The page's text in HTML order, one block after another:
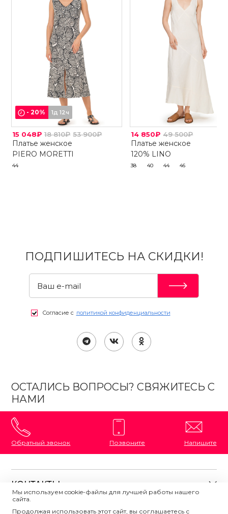
-20% 1д 12ч
15 048₽ 18 810₽ 53 900₽
Платье женское
PIERO MORETTI
44
14 850₽ 49 500₽
Платье женское
120% LINO
38 40 44 46
ПОДПИШИТЕСЬ НА СКИДКИ!
Согласие с политикой конфиденциальности
ОСТАЛИСЬ ВОПРОСЫ? СВЯЖИТЕСЬ С
НАМИ
Обратный звонок Позвоните Напишите
КОНТАКТЫ
8 (800) 333-87-72
Мы используем cookie-файлы для лучшей работы нашего
сайта.
Продолжая использовать этот сайт, вы соглашаетесь с